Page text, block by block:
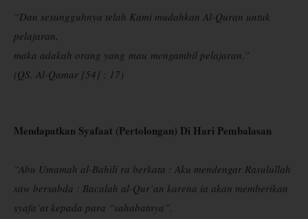
“Dan sesungguhnya telah Kami mudahkan Al-Quran untuk
pelajaran,
maka adakah orang yang mau mengambil pelajaran.”
(QS. Al-Qamar [54] : 17)
Mendapatkan Syafaat (Pertolongan) Di Hari Pembalasan
“Abu Umamah al-Bahili ra berkata : Aku mendengar Rasulullah
saw bersabda : Bacalah al-Qur’an karena ia akan memberikan
syafa’at kepada para “sahabatnya”.